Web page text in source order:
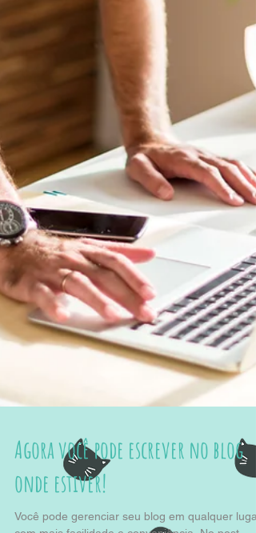
Agora você pode escrever no blog
onde estiver!